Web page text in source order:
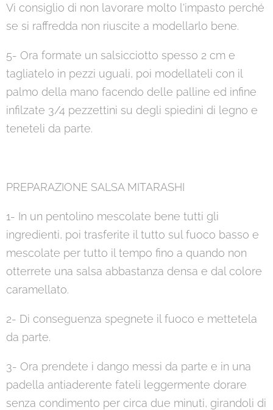
Vi consiglio di non lavorare molto l'impasto perché
se si raffredda non riuscite a modellarlo bene.
5- Ora formate un salsicciotto spesso 2 cm e
tagliatelo in pezzi uguali, poi modellateli con il
palmo della mano facendo delle palline ed infine
infilzate 3/4 pezzettini su degli spiedini di legno e
teneteli da parte.
PREPARAZIONE SALSA MITARASHI
1- In un pentolino mescolate bene tutti gli
ingredienti, poi trasferite il tutto sul fuoco basso e
mescolate per tutto il tempo fino a quando non
otterrete una salsa abbastanza densa e dal colore
caramellato.
2- Di conseguenza spegnete il fuoco e mettetela
da parte.
3- Ora prendete i dango messi da parte e in una
padella antiaderente fateli leggermente dorare
senza condimento per circa due minuti, girandoli di